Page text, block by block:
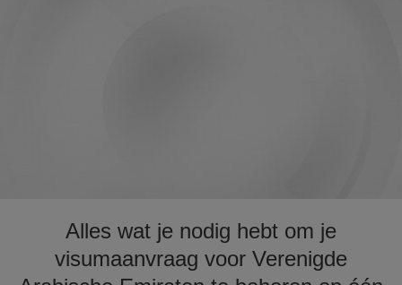
Alles wat je nodig hebt om je
visumaanvraag voor Verenigde